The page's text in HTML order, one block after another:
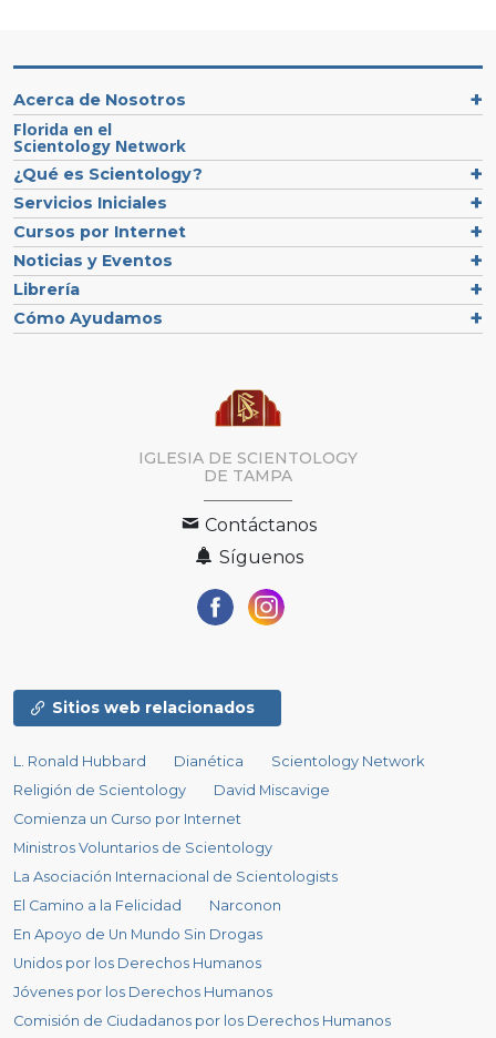
Acerca de Nosotros
Florida en el
Scientology Network
¿Qué es Scientology?
Servicios Iniciales
Cursos por Internet
Noticias y Eventos
Librería
Cómo Ayudamos
IGLESIA DE SCIENTOLOGY
DE TAMPA
Contáctanos
Síguenos
Sitios web relacionados
L. Ronald Hubbard Dianética
Scientology Network
Religión de Scientology
David Miscavige
Comienza un Curso por Internet
Ministros Voluntarios de Scientology
La Asociación Internacional de Scientologists
El Camino a la Felicidad
Narconon
En Apoyo de Un Mundo Sin Drogas
Unidos por los Derechos Humanos
Jóvenes por los Derechos Humanos
Comisión de Ciudadanos por los Derechos Humanos